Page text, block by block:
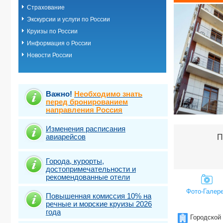
Страхование
Экскурсии и услуги по России
Круизы по России
Информация о России
Новости России
Важно! Необходимо знать
перед бронированием
направления Россия
Изменения расписания
авиарейсов
Города, курорты,
достопримечательности и
рекомендованные отели
Повышенная комиссия 10% на
речные и морские круизы 2026
года
Архыз
Астрахань
Байкал
Барнаул
Владивосток
Владикавказ
Владимир
Волгоград
Вологодская
Геленджик
Геленджик
Грозный
Екатеринбург
Фото-